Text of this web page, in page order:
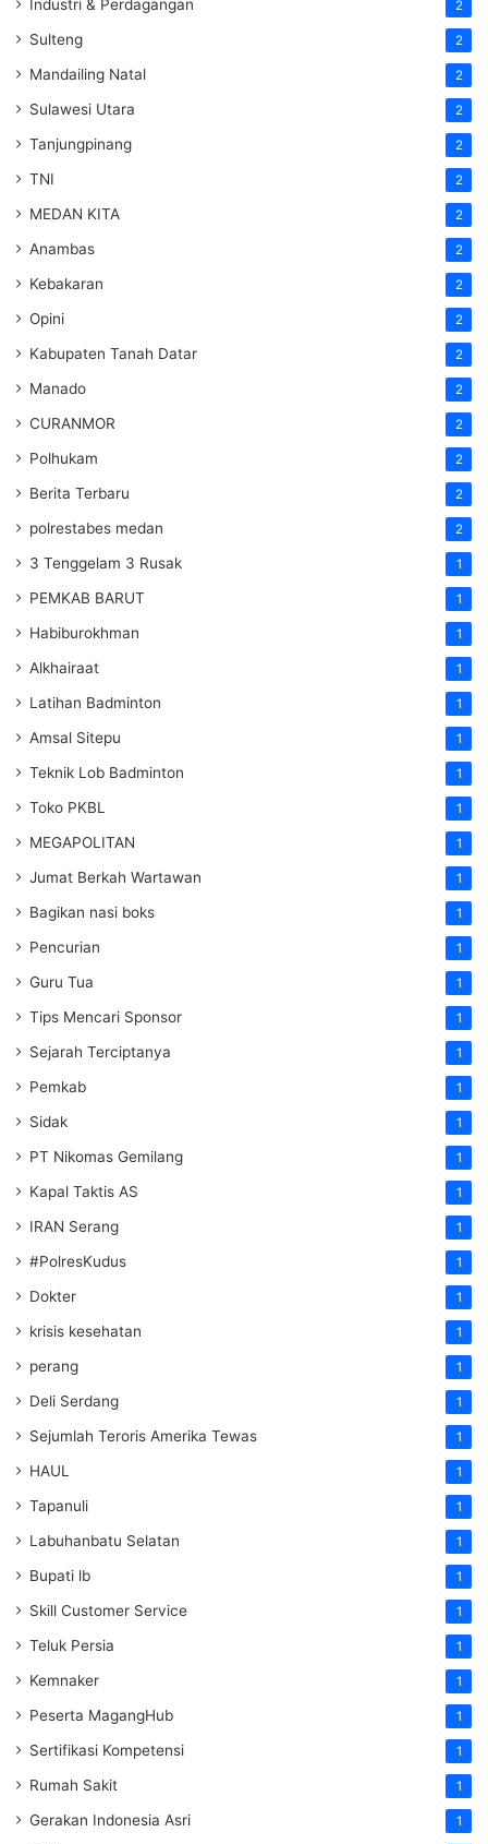
Industri & Perdagangan 2
Sulteng 2
Mandailing Natal 2
Sulawesi Utara 2
Tanjungpinang 2
TNI 2
MEDAN KITA 2
Anambas 2
Kebakaran 2
Opini 2
Kabupaten Tanah Datar 2
Manado 2
CURANMOR 2
Polhukam 2
Berita Terbaru 2
polrestabes medan 2
3 Tenggelam 3 Rusak 1
PEMKAB BARUT 1
Habiburokhman 1
Alkhairaat 1
Latihan Badminton 1
Amsal Sitepu 1
Teknik Lob Badminton 1
Toko PKBL 1
MEGAPOLITAN 1
Jumat Berkah Wartawan 1
Bagikan nasi boks 1
Pencurian 1
Guru Tua 1
Tips Mencari Sponsor 1
Sejarah Terciptanya 1
Pemkab 1
Sidak 1
PT Nikomas Gemilang 1
Kapal Taktis AS 1
IRAN Serang 1
#PolresKudus 1
Dokter 1
krisis kesehatan 1
perang 1
Deli Serdang 1
Sejumlah Teroris Amerika Tewas 1
HAUL 1
Tapanuli 1
Labuhanbatu Selatan 1
Bupati lb 1
Skill Customer Service 1
Teluk Persia 1
Kemnaker 1
Peserta MagangHub 1
Sertifikasi Kompetensi 1
Rumah Sakit 1
Gerakan Indonesia Asri 1